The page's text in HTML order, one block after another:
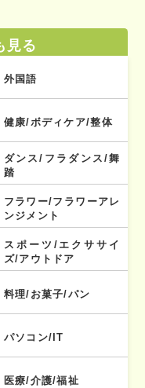
見る
外国語
健康/ボディケア/整体
ダンス/フラダンス/舞
踏
フラワー/フラワーアレ
ンジメント
スポーツ/エクササイ
ズ/アウトドア
料理/お菓子/パン
パソコン/IT
医療/介護/福祉